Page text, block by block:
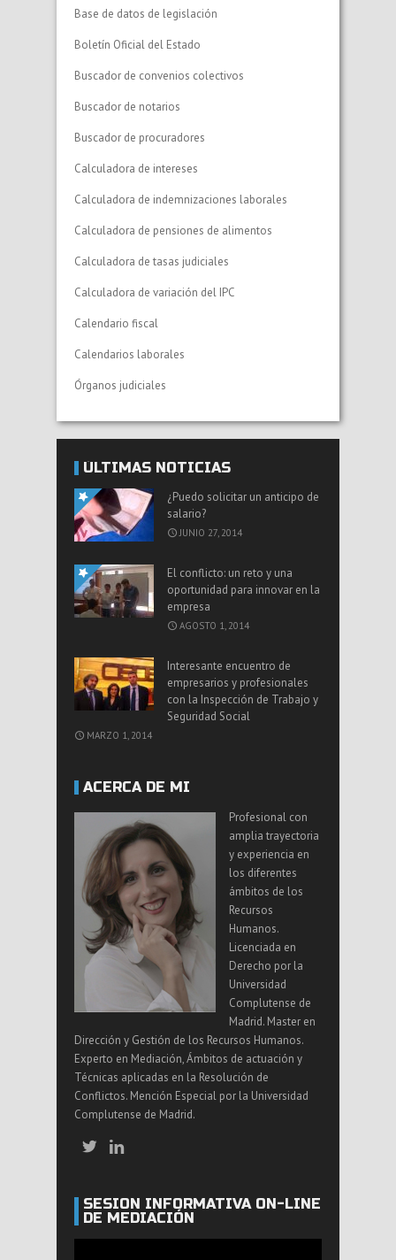
Base de datos de legislación
Boletín Oficial del Estado
Buscador de convenios colectivos
Buscador de notarios
Buscador de procuradores
Calculadora de intereses
Calculadora de indemnizaciones laborales
Calculadora de pensiones de alimentos
Calculadora de tasas judiciales
Calculadora de variación del IPC
Calendario fiscal
Calendarios laborales
Órganos judiciales
ÚLTIMAS NOTICIAS
¿Puedo solicitar un anticipo de
salario?
JUNIO 27, 2014
El conflicto: un reto y una
oportunidad para innovar en la
empresa
AGOSTO 1, 2014
Interesante encuentro de
empresarios y profesionales
con la Inspección de Trabajo y
Seguridad Social
MARZO 1, 2014
ACERCA DE MI
Profesional con
amplia trayectoria
y experiencia en
los diferentes
ámbitos de los
Recursos
Humanos.
Licenciada en
Derecho por la
Universidad
Complutense de
Madrid. Master en
Dirección y Gestión de los Recursos Humanos.
Experto en Mediación, Ámbitos de actuación y
Técnicas aplicadas en la Resolución de
Conflictos. Mención Especial por la Universidad
Complutense de Madrid.
SESIÓN INFORMATIVA ON-LINE
DE MEDIACIÓN